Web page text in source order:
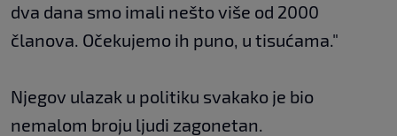
dva dana smo imali nešto više od 2000
članova. Očekujemo ih puno, u tisućama."
Njegov ulazak u politiku svakako je bio
nemalom broju ljudi zagonetan.